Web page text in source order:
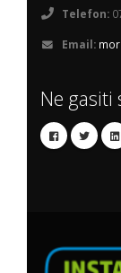
Telefon:
Email:
Ne gasiti